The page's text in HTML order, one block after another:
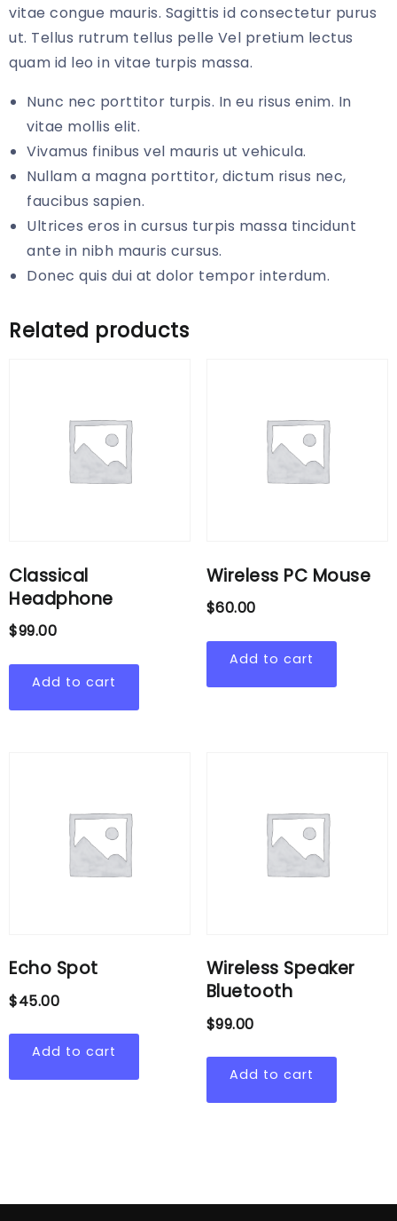
vitae congue mauris. Sagittis id consectetur purus
ut. Tellus rutrum tellus pelle Vel pretium lectus
quam id leo in vitae turpis massa.
Nunc nec porttitor turpis. In eu risus enim. In
vitae mollis elit.
Vivamus finibus vel mauris ut vehicula.
Nullam a magna porttitor, dictum risus nec,
faucibus sapien.
Ultrices eros in cursus turpis massa tincidunt
ante in nibh mauris cursus.
Donec quis dui at dolor tempor interdum.
Related products
Classical
Headphone
$99.00
Add to cart
Wireless PC Mouse
$60.00
Add to cart
Echo Spot
$45.00
Add to cart
Wireless Speaker
Bluetooth
$99.00
Add to cart